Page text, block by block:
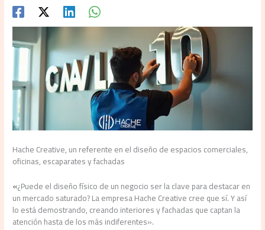
Hache Creative, un referente en el diseño de espacios comerciales,
oficinas, escaparates y fachadas
«¿Puede el diseño físico de un negocio ser la clave para destacar en
un mercado saturado? La empresa Hache Creative cree que sí. Y así
lo está demostrando, creando interiores y fachadas que captan la
atención hasta de los más indiferentes».